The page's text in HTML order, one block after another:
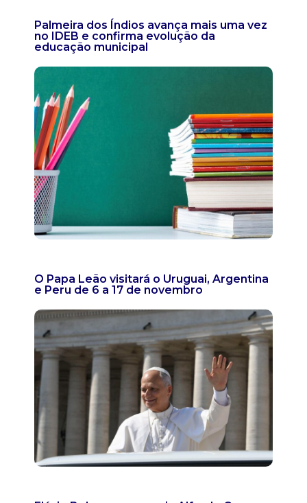
Palmeira dos Índios avança mais uma vez
no IDEB e confirma evolução da
educação municipal
O Papa Leão visitará o Uruguai, Argentina
e Peru de 6 a 17 de novembro